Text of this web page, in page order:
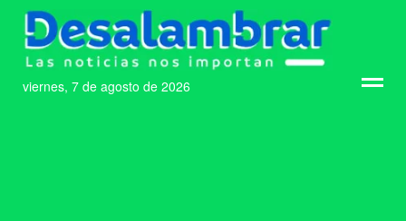
viernes, 7 de agosto de 2026